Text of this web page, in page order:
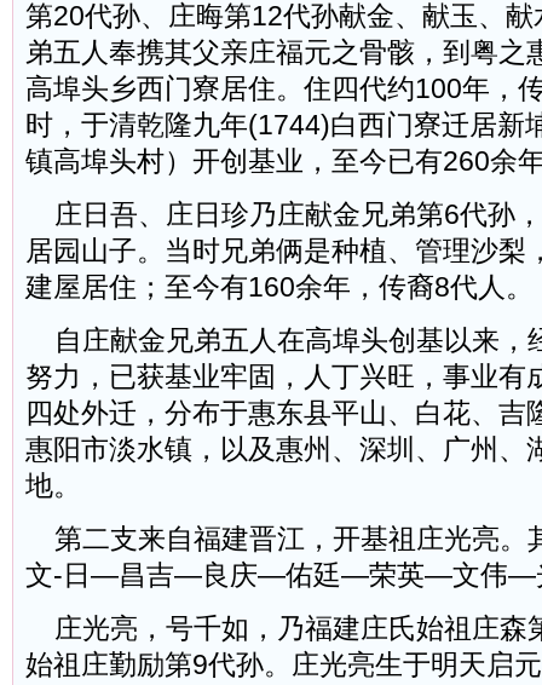
第20代孙、庄晦第12代孙献金、献玉、
弟五人奉携其父亲庄福元之骨骸，到粤之
高埠头乡西门寮居住。住四代约100年，
时，于清乾隆九年(1744)白西门寮迁居新
镇高埠头村）开创基业，至今已有260余
庄日吾、庄日珍乃庄献金兄弟第6代孙
居园山子。当时兄弟俩是种植、管理沙梨
建屋居住；至今有160余年，传裔8代人。
自庄献金兄弟五人在高埠头创基以来，
努力，已获基业牢固，人丁兴旺，事业有
四处外迁，分布于惠东县平山、白花、吉
惠阳市淡水镇，以及惠州、深圳、广州、
地。
第二支来自福建晋江，开基祖庄光亮。
文-日—昌吉—良庆—佑廷—荣英—文伟—
庄光亮，号千如，乃福建庄氏始祖庄森
始祖庄勤励第9代孙。庄光亮生于明天启